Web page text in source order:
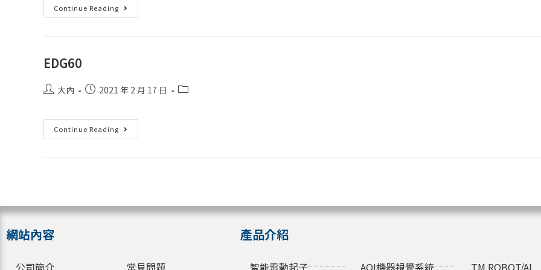
Continue Reading
EDG60
大內 2021 年 2 月 17 日
Continue Reading
網站內容
公司簡介 常見問題
產品介紹
智能電動起子 AOI機器視覺系統 TM ROBOT/AI